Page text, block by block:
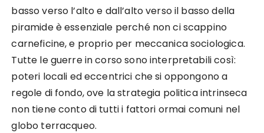
basso verso l’alto e dall’alto verso il basso della
piramide è essenziale perché non ci scappino
carneficine, e proprio per meccanica sociologica.
Tutte le guerre in corso sono interpretabili così:
poteri locali ed eccentrici che si oppongono a
regole di fondo, ove la strategia politica intrinseca
non tiene conto di tutti i fattori ormai comuni nel
globo terracqueo.